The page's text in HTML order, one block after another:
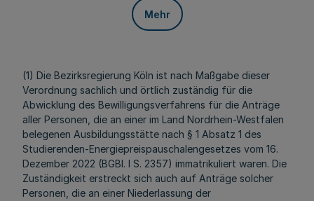
Mehr
(1) Die Bezirksregierung Köln ist nach Maßgabe dieser
Verordnung sachlich und örtlich zuständig für die
Abwicklung des Bewilligungsverfahrens für die Anträge
aller Personen, die an einer im Land Nordrhein-Westfalen
belegenen Ausbildungsstätte nach § 1 Absatz 1 des
Studierenden-Energiepreispauschalengesetzes vom 16.
Dezember 2022 (BGBl. I S. 2357) immatrikuliert waren. Die
Zuständigkeit erstreckt sich auch auf Anträge solcher
Personen, die an einer Niederlassung der